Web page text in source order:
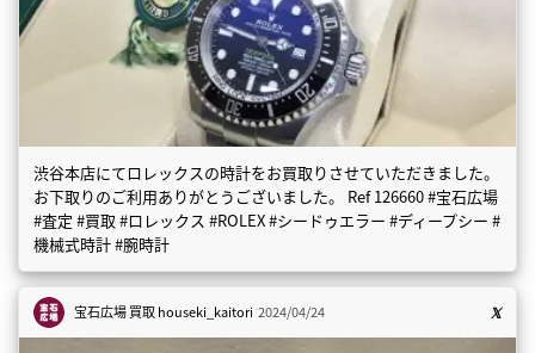
渋谷本店にてロレックスの時計をお買取りさせていただきました。
お下取りのご利用ありがとうございました。 Ref 126660 #宝石広場
#査定 #買取 #ロレックス #ROLEX #シードゥエラー #ディープシー #
機械式時計 #腕時計
宝石広場 買取houseki_kaitori 2024/04/24